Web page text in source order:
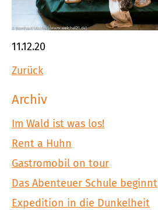
11.12.20
Zurück
Archiv
Im Wald ist was los!
Rent a Huhn
Gastromobil on tour
Das Abenteuer Schule beginnt
Expedition in die Dunkelheit